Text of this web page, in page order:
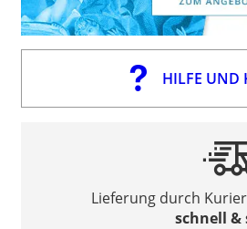
HILFE UND
Lieferung durch
schnell &